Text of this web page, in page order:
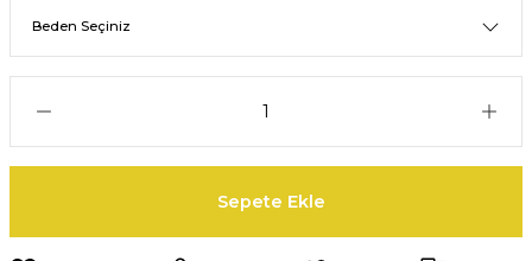
Sepete Ekle